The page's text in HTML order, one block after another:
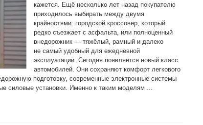
кажется. Ещё несколько лет назад покупателю
приходилось выбирать между двумя
крайностями: городской кроссовер, который
редко съезжает с асфальта, или полноценный
внедорожник — тяжёлый, рамный и далеко
не самый удобный для ежедневной
эксплуатации. Сегодня появляется новый класс
автомобилей. Они сохраняют комфорт легкового
подготовку, современные электронные системы
силовые установки. Именно к таким моделям ...